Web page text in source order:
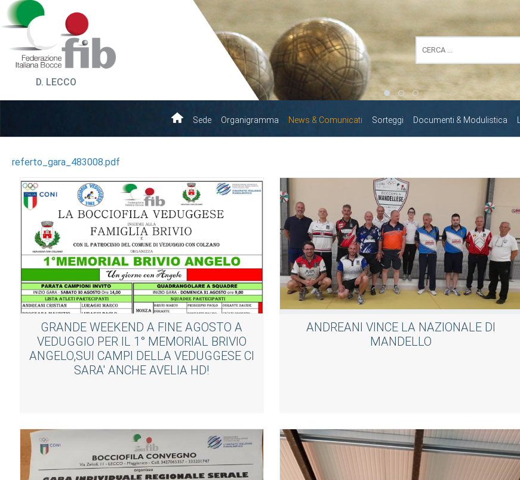
D. LECCO
Sede Organigramma News & Comunicati Sorteggi Documenti & Modulistica
referto_gara_483008.pdf
GRANDE WEEKEND A FINE AGOSTO A
VEDUGGIO PER IL 1° MEMORIAL BRIVIO
ANGELO,SUI CAMPI DELLA VEDUGGESE CI
SARA' ANCHE AVELIA HD!
ANDREANI VINCE LA NAZIONALE DI
MANDELLO